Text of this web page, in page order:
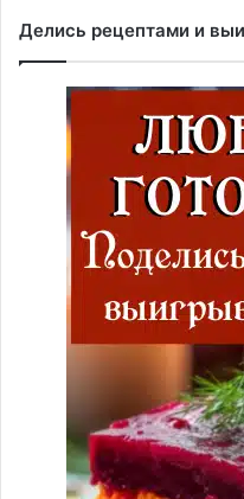
Делись рецептами и